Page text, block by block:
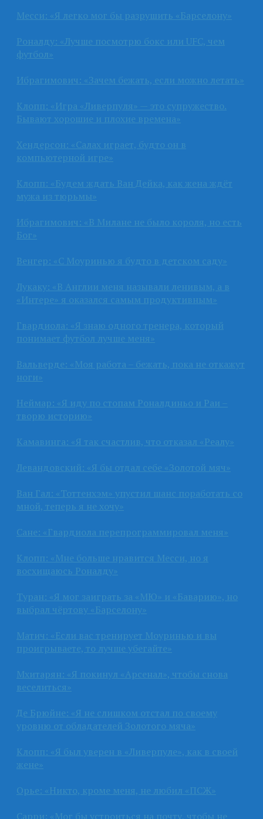
Месси: «Я легко мог бы разрушить «Барселону»
Роналду: «Лучше посмотрю бокс или UFC, чем
футбол»
Ибрагимович: «Зачем бежать, если можно летать»
Клопп: «Игра «Ливерпуля» — это супружество.
Бывают хорошие и плохие времена»
Хендерсон: «Салах играет, будто он в
компьютерной игре»
Клопп: «Будем ждать Ван Дейка, как жена ждёт
мужа из тюрьмы»
Ибрагимович: «В Милане не было короля, но есть
Бог»
Венгер: «С Моуринью я будто в детском саду»
Лукаку: «В Англии меня называли ленивым, а в
«Интере» я оказался самым продуктивным»
Гвардиола: «Я знаю одного тренера, который
понимает футбол лучше меня»
Вальверде: «Моя работа – бежать, пока не откажут
ноги»
Неймар: «Я иду по стопам Роналдиньо и Раи –
творю историю»
Камавинга: «Я так счастлив, что отказал «Реалу»
Левандовский: «Я бы отдал себе «Золотой мяч»
Ван Гал: «Тоттенхэм» упустил шанс поработать со
мной, теперь я не хочу»
Сане: «Гвардиола перепрограммировал меня»
Клопп: «Мне больше нравится Месси, но я
восхищаюсь Роналду»
Туран: «Я мог заиграть за «МЮ» и «Баварию», но
выбрал чёртову «Барселону»
Матич: «Если вас тренирует Моуринью и вы
проигрываете, то лучше убегайте»
Мхитарян: «Я покинул «Арсенал», чтобы снова
веселиться»
Де Брюйне: «Я не слишком отстал по своему
уровню от обладателей Золотого мяча»
Клопп: «Я был уверен в «Ливерпуле», как в своей
жене»
Орье: «Никто, кроме меня, не любил «ПСЖ»
Сарри: «Мог бы устроиться на почту, чтобы не